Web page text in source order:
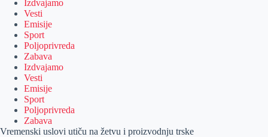
Izdvajamo
Vesti
Emisije
Sport
Poljoprivreda
Zabava
Izdvajamo
Vesti
Emisije
Sport
Poljoprivreda
Zabava
Vremenski uslovi utiču na žetvu i proizvodnju trske